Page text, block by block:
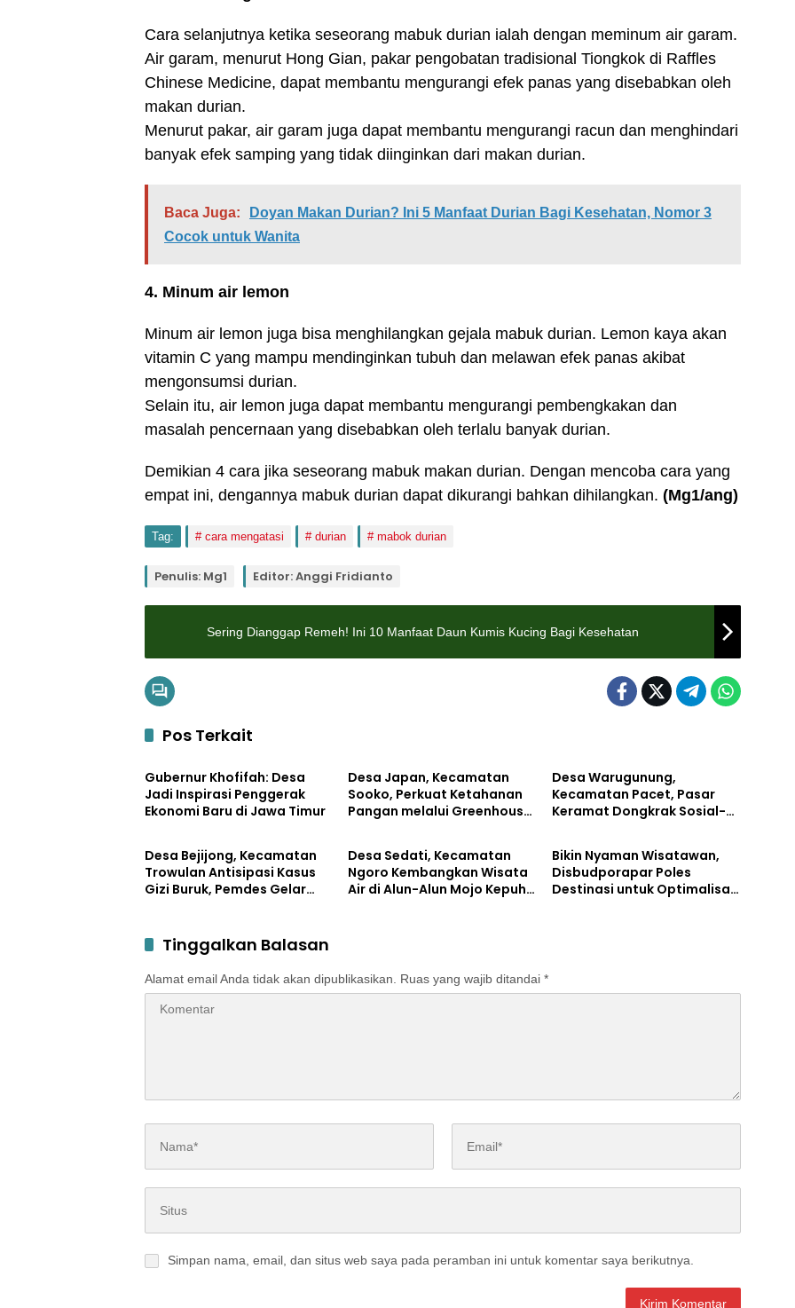
Cara selanjutnya ketika seseorang mabuk durian ialah dengan meminum air garam.
Air garam, menurut Hong Gian, pakar pengobatan tradisional Tiongkok di Raffles
Chinese Medicine, dapat membantu mengurangi efek panas yang disebabkan oleh
makan durian.
Menurut pakar, air garam juga dapat membantu mengurangi racun dan menghindari
banyak efek samping yang tidak diinginkan dari makan durian.
Baca Juga:
Doyan Makan Durian? Ini 5 Manfaat Durian Bagi Kesehatan, Nomor 3
Cocok untuk Wanita
4. Minum air lemon
Minum air lemon juga bisa menghilangkan gejala mabuk durian. Lemon kaya akan
vitamin C yang mampu mendinginkan tubuh dan melawan efek panas akibat
mengonsumsi durian.
Selain itu, air lemon juga dapat membantu mengurangi pembengkakan dan
masalah pencernaan yang disebabkan oleh terlalu banyak durian.
Demikian 4 cara jika seseorang mabuk makan durian. Dengan mencoba cara yang
empat ini, dengannya mabuk durian dapat dikurangi bahkan dihilangkan. (Mg1/ang)
Tag: cara mengatasi durian mabok durian
Penulis: Mg1 Editor: Anggi Fridianto
Sering Dianggap Remeh! Ini 10 Manfaat Daun Kumis Kucing Bagi Kesehatan
Pos Terkait
Kuliner
Gubernur Khofifah: Desa
Jadi Inspirasi Penggerak
Ekonomi Baru di Jawa Timur
Desa Japan, Kecamatan
Sooko, Perkuat Ketahanan
Pangan melalui Greenhouse
Desa Warugunung,
Kecamatan Pacet, Pasar
Keramat Dongkrak Sosial-
Desa Bejijong, Kecamatan
Trowulan Antisipasi Kasus
Gizi Buruk, Pemdes Gelar
Kuliner
Desa Sedati, Kecamatan
Ngoro Kembangkan Wisata
Air di Alun-Alun Mojo Kepuh
Bikin Nyaman Wisatawan,
Disbudporapar Poles
Destinasi untuk Optimalisasi
Tinggalkan Balasan
Alamat email Anda tidak akan dipublikasikan. Ruas yang wajib ditandai *
Simpan nama, email, dan situs web saya pada peramban ini untuk komentar saya berikutnya.